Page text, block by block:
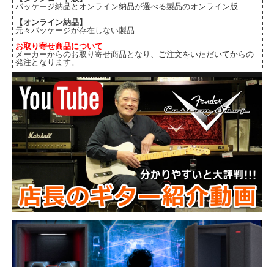
パッケージ納品とオンライン納品が選べる製品のオンライン版
【オンライン納品】
元々パッケージが存在しない製品
お取り寄せ商品について
メーカーからのお取り寄せ商品となり、ご注文をいただいてからの
発注となります。